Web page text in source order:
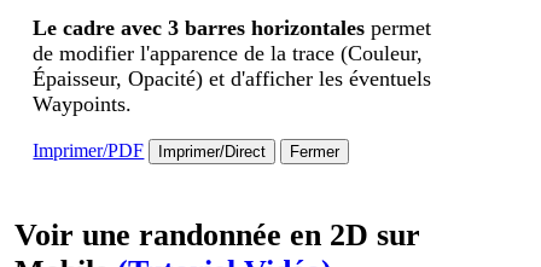
Le cadre avec 3 barres horizontales permet
de modifier l'apparence de la trace (Couleur,
Épaisseur, Opacité) et d'afficher les éventuels
Waypoints.
Imprimer/PDF Imprimer/Direct Fermer
Voir une randonnée en 2D sur